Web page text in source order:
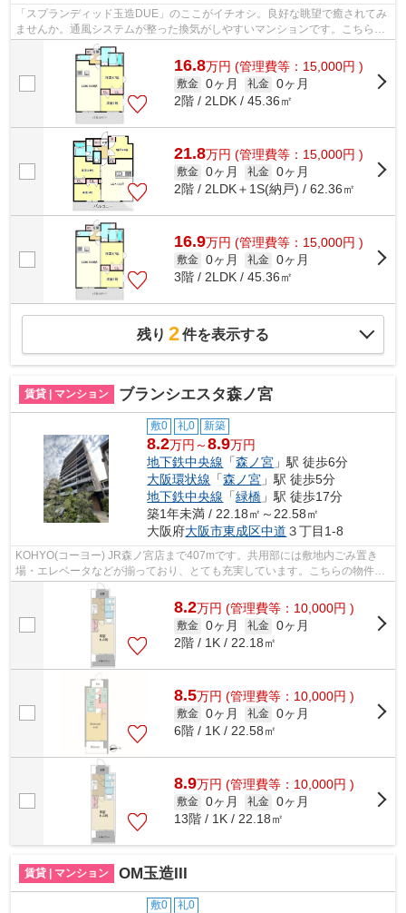
「スプランディッド玉造DUE」のここがイチオシ。良好な眺望で癒されてみ
ませんか。通風システムが整った換気がしやすいマンションです。こちらの
物件はマンションです。できるだけ早め...
16.8万円 (管理費等：15,000円 )
敷金 0ヶ月 礼金 0ヶ月
2階 / 2LDK / 45.36㎡
21.8万円 (管理費等：15,000円 )
敷金 0ヶ月 礼金 0ヶ月
2階 / 2LDK＋1S(納戸) / 62.36㎡
16.9万円 (管理費等：15,000円 )
敷金 0ヶ月 礼金 0ヶ月
3階 / 2LDK / 45.36㎡
残り 2件を表示する
賃貸 | マンション ブランシエスタ森ノ宮
敷0 礼0 新築
8.2万円～8.9万円
地下鉄中央線 「森ノ宮 」駅 徒歩6分
大阪環状線 「森ノ宮 」駅 徒歩5分
地下鉄中央線 「緑橋 」駅 徒歩17分
築1年未満 / 22.18㎡～22.58㎡
大阪府大阪市東成区中道 ３丁目1-8
KOHYO(コーヨー) JR森ノ宮店まで407mです。共用部には敷地内ごみ置き
場・エレベータなどが揃っており、とても充実しています。こちらの物件か
らは2駅が近くにあり、移動範囲も広がりま...
8.2万円 (管理費等：10,000円 )
敷金 0ヶ月 礼金 0ヶ月
2階 / 1K / 22.18㎡
8.5万円 (管理費等：10,000円 )
敷金 0ヶ月 礼金 0ヶ月
6階 / 1K / 22.58㎡
8.9万円 (管理費等：10,000円 )
敷金 0ヶ月 礼金 0ヶ月
13階 / 1K / 22.18㎡
賃貸 | マンション OM玉造III
敷0 礼0